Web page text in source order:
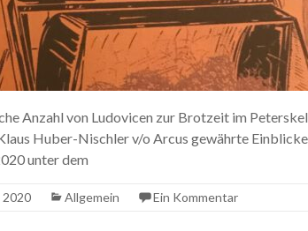
Anzahl von Ludovicen zur Brotzeit im
Huber-Nischler v/o Arcus gewährte
unter dem
2020 Allgemein Ein Kommentar